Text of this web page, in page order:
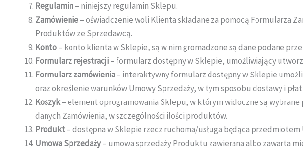
Regulamin– niniejszy regulamin Sklepu.
Zamówienie– oświadczenie woli Klienta składane za pomocą Formularza
Produktów ze Sprzedawcą.
Konto– konto klienta w Sklepie, są w nim gromadzone są dane podane
Formularz rejestracji– formularz dostępny w Sklepie, umożliwiający
Formularz zamówienia– interaktywny formularz dostępny w Sklepie
oraz określenie warunków Umowy Sprzedaży, w tym sposobu dostawy i
Koszyk– element oprogramowania Sklepu, w którym widoczne są
danych Zamówienia, w szczególności ilości produktów.
Produkt– dostępna w Sklepie rzecz ruchoma/usługa będąca
Umowa Sprzedaży– umowa sprzedaży Produktu zawierana albo zawarta